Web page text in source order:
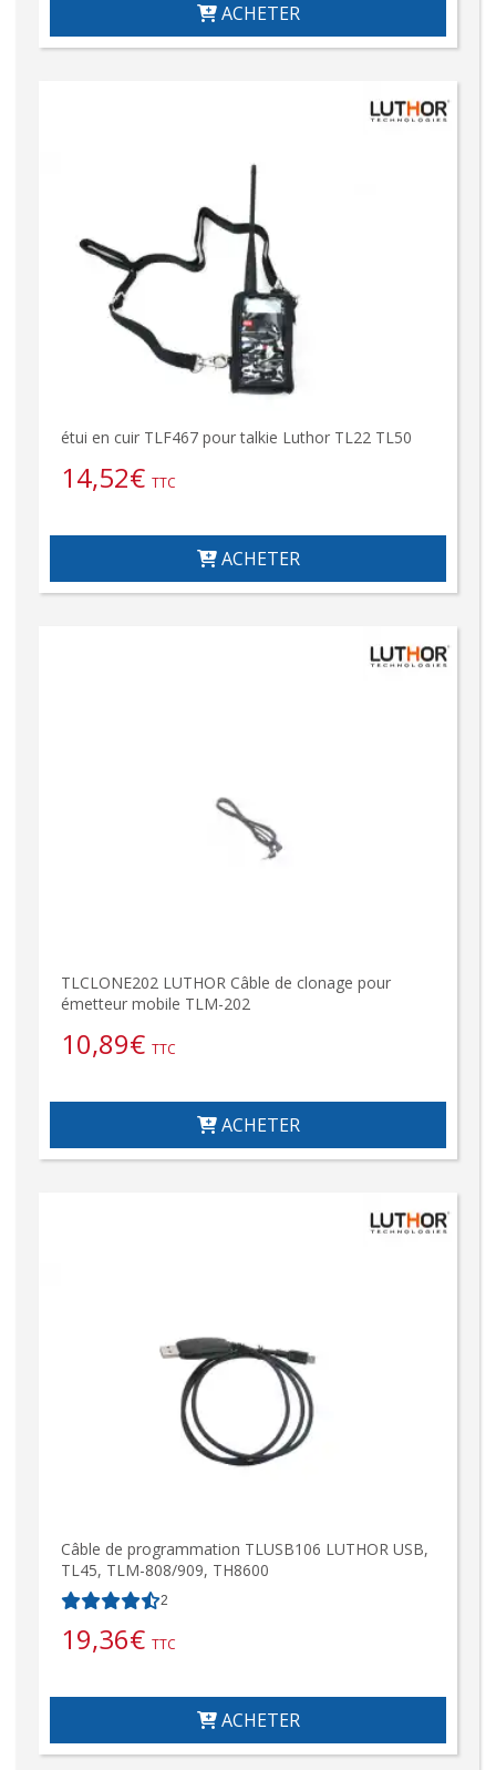
ACHETER
étui en cuir TLF467 pour talkie Luthor TL22 TL50
14,52€ TTC
ACHETER
TLCLONE202 LUTHOR Câble de clonage pour
émetteur mobile TLM-202
10,89€ TTC
ACHETER
Câble de programmation TLUSB106 LUTHOR USB,
TL45, TLM-808/909, TH8600
2
19,36€ TTC
ACHETER